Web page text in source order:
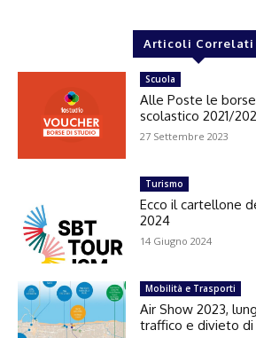
Articoli Correlati
Scuola
Alle Poste le
scolastico 2021/
27 Settembre 2023
Turismo
Ecco il cartellone
2024
14 Giugno 2024
Mobilità e Trasporti
Air Show 2023,
traffico e divieto